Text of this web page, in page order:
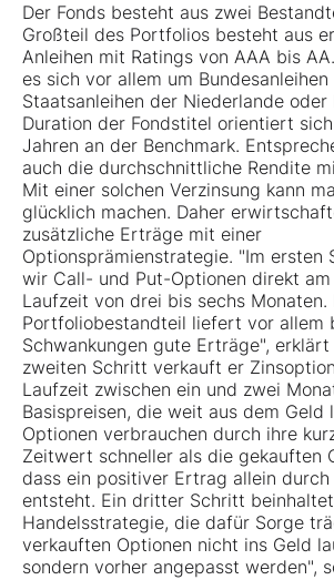
Der Fonds besteht aus zwei
Großteil des Portfolios besteht aus
Anleihen mit Ratings von AAA bis
es sich vor allem um Bundesanleihen
Staatsanleihen der Niederlande oder
Duration der Fondstitel orientiert
Jahren an der Benchmark.
auch die durchschnittliche Rendite
Mit einer solchen Verzinsung kann
glücklich machen. Daher
zusätzliche Erträge mit einer
Optionsprämienstrategie. "Im ersten
wir Call- und Put-Optionen direkt
Laufzeit von drei bis sechs Monaten.
Portfoliobestandteil liefert vor allem
Schwankungen gute Erträge", erklärt
zweiten Schritt verkauft er
Laufzeit zwischen ein und zwei
Basispreisen, die weit aus dem Geld
Optionen verbrauchen durch ihre
Zeitwert schneller als die gekauften
dass ein positiver Ertrag allein
entsteht. Ein dritter Schritt
Handelsstrategie, die dafür Sorge
verkauften Optionen nicht ins Geld
sondern vorher angepasst werden",